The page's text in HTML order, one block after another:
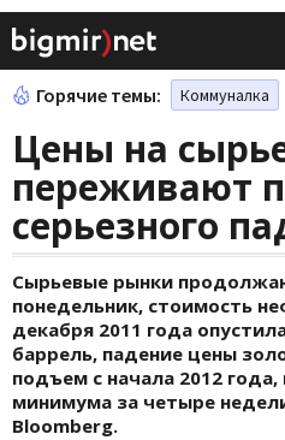
Горячие темы: Коммуналка
Цены на
переживают
серьезного
Сырьевые рынки
понедельник, стоимость
декабря 2011 года
баррель, падение цены
подъем с начала 2012
минимума за четыре
Bloomberg.